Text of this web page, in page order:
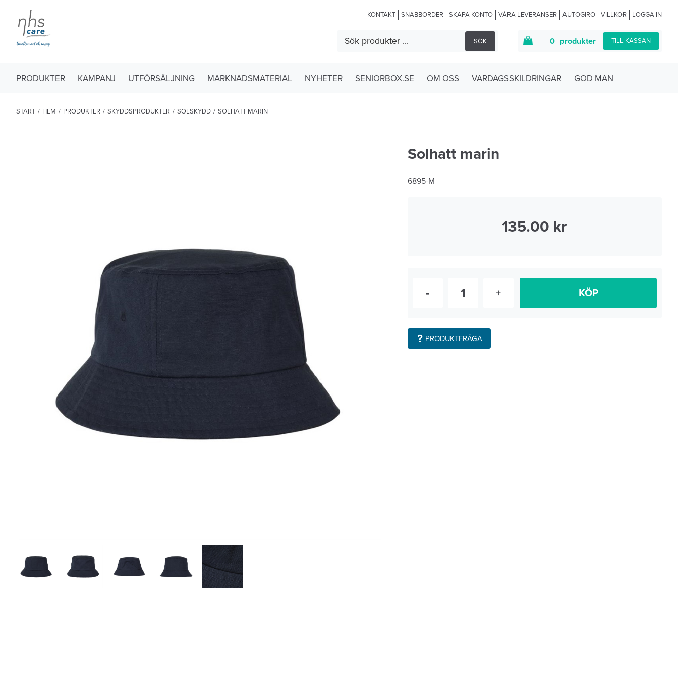
KONTAKT SNABBORDER SKAPA KONTO VÅRA LEVERANSER AUTOGIRO VILLKOR LOGGA IN
SÖK 0 produkter TILL KASSAN
PRODUKTER KAMPANJ UTFÖRSÄLJNING MARKNADSMATERIAL NYHETER SENIORBOX.SE OM OSS VARDAGSSKILDRINGAR GOD MAN
START / HEM / PRODUKTER / SKYDDSPRODUKTER / SOLSKYDD / SOLHATT MARIN
Solhatt marin
6895-M
135.00
PRODUKTFRÅGA
- + KÖP